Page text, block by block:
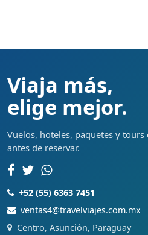
Viaja más,
elige mejor.
Vuelos, hoteles, paquetes y
antes de reservar.
+52 (55) 6363 7451
ventas4@travelviajes.com.mx
Centro, Asunción, Paraguay